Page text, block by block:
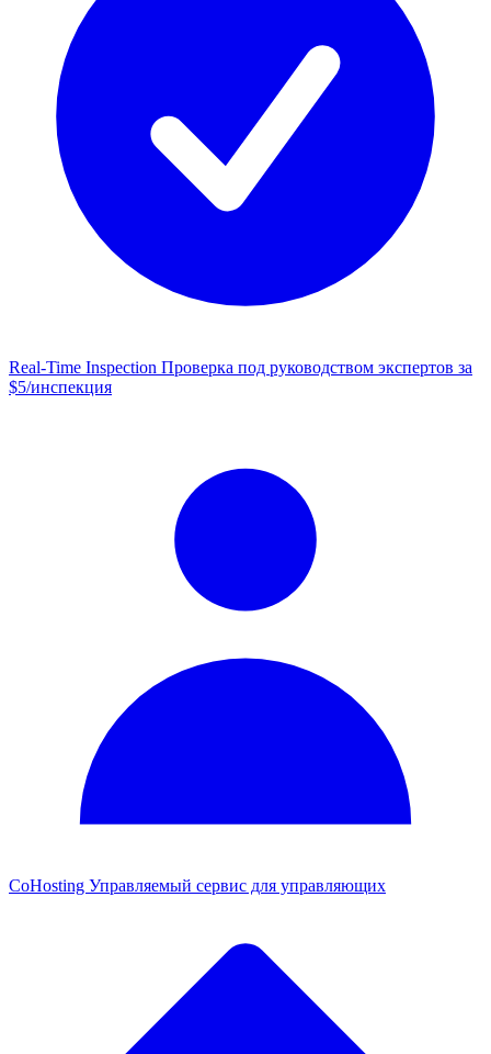
Real-Time Inspection Проверка под руководством экспертов за
$5/инспекция
CoHosting Управляемый сервис для управляющих